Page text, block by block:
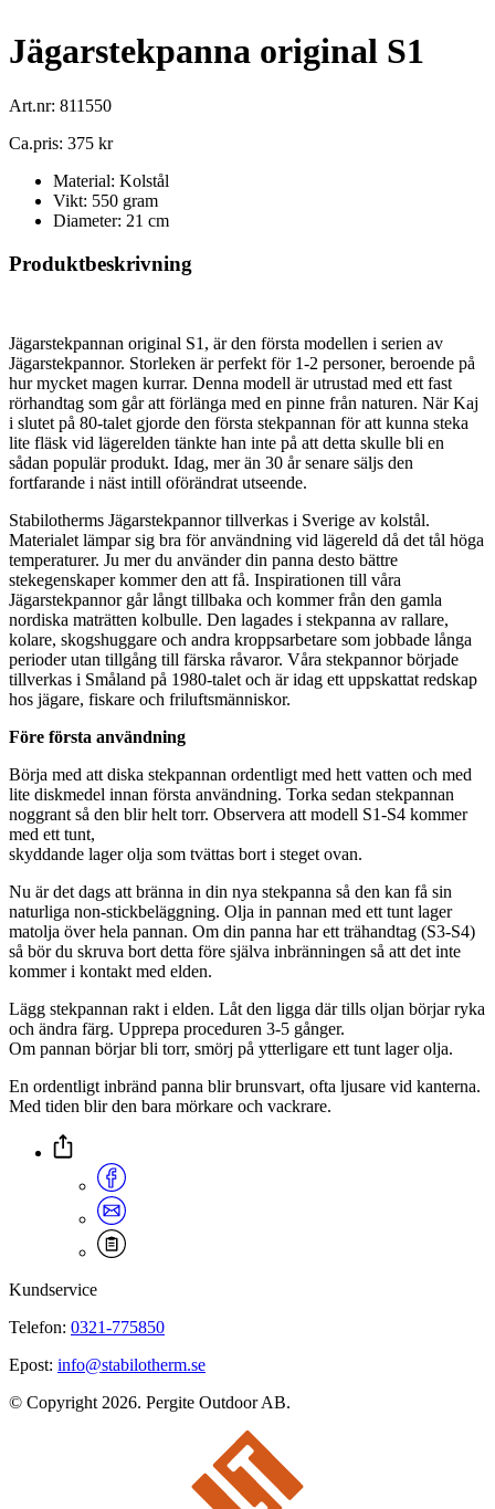
Jägarstekpanna original S1
Art.nr: 811550
Ca.pris: 375 kr
Material: Kolstål
Vikt: 550 gram
Diameter: 21 cm
Produktbeskrivning
Jägarstekpannan original S1, är den första modellen i serien av
Jägarstekpannor. Storleken är perfekt för 1-2 personer, beroende på
hur mycket magen kurrar. Denna modell är utrustad med ett fast
rörhandtag som går att förlänga med en pinne från naturen. När Kaj
i slutet på 80-talet gjorde den första stekpannan för att kunna steka
lite fläsk vid lägerelden tänkte han inte på att detta skulle bli en
sådan populär produkt. Idag, mer än 30 år senare säljs den
fortfarande i näst intill oförändrat utseende.
Stabilotherms Jägarstekpannor tillverkas i Sverige av kolstål.
Materialet lämpar sig bra för användning vid lägereld då det tål höga
temperaturer. Ju mer du använder din panna desto bättre
stekegenskaper kommer den att få. Inspirationen till våra
Jägarstekpannor går långt tillbaka och kommer från den gamla
nordiska maträtten kolbulle. Den lagades i stekpanna av rallare,
kolare, skogshuggare och andra kroppsarbetare som jobbade långa
perioder utan tillgång till färska råvaror. Våra stekpannor började
tillverkas i Småland på 1980-talet och är idag ett uppskattat redskap
hos jägare, fiskare och friluftsmänniskor.
Före första användning
Börja med att diska stekpannan ordentligt med hett vatten och med
lite diskmedel innan första användning. Torka sedan stekpannan
noggrant så den blir helt torr. Observera att modell S1-S4 kommer
med ett tunt,
skyddande lager olja som tvättas bort i steget ovan.
Nu är det dags att bränna in din nya stekpanna så den kan få sin
naturliga non-stickbeläggning. Olja in pannan med ett tunt lager
matolja över hela pannan. Om din panna har ett trähandtag (S3-S4)
så bör du skruva bort detta före själva inbränningen så att det inte
kommer i kontakt med elden.
Lägg stekpannan rakt i elden. Låt den ligga där tills oljan börjar ryka
och ändra färg. Upprepa proceduren 3-5 gånger.
Om pannan börjar bli torr, smörj på ytterligare ett tunt lager olja.
En ordentligt inbränd panna blir brunsvart, ofta ljusare vid kanterna.
Med tiden blir den bara mörkare och vackrare.
Kundservice
Telefon: 0321-775850
Epost: info@stabilotherm.se
© Copyright 2026. Pergite Outdoor AB.